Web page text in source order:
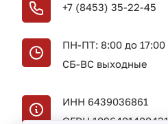
+7 (8453) 35-22-45
ПН-ПТ: 8:00 до 17:00
СБ-ВС выходные
ИНН 6439036861
ОГРН 1026401400431